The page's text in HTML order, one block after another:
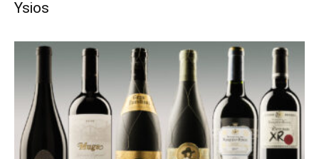
Ysios